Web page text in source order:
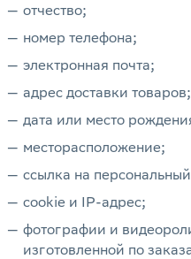
отчество;
номер телефона;
электронная почта;
адрес доставки товаров;
дата или место
месторасположение;
ссылка на
cookie и IP-адрес;
фотографии и
изготовленной по